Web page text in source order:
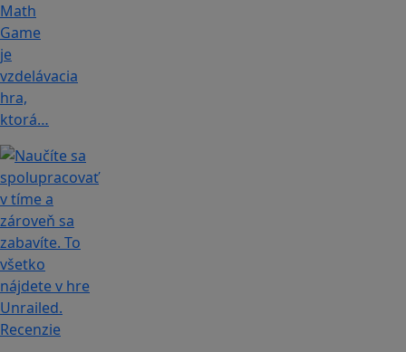
Math
Game
je
vzdelávacia
hra,
ktorá…
Recenzie